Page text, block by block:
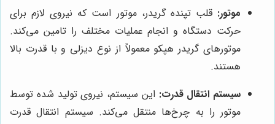
موتور: قلب تپنده گریدر، موتور است که نیروی لازم برای
حرکت دستگاه و انجام عملیات مختلف را تامین می‌کند.
موتورهای گریدر هپکو معمولاً از نوع دیزلی و با قدرت بالا
هستند.
سیستم انتقال قدرت: این سیستم، نیروی تولید شده توسط
موتور را به چرخ‌ها منتقل می‌کند. سیستم انتقال قدرت